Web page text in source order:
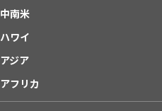
中南米
ハワイ
アジア
アフリカ